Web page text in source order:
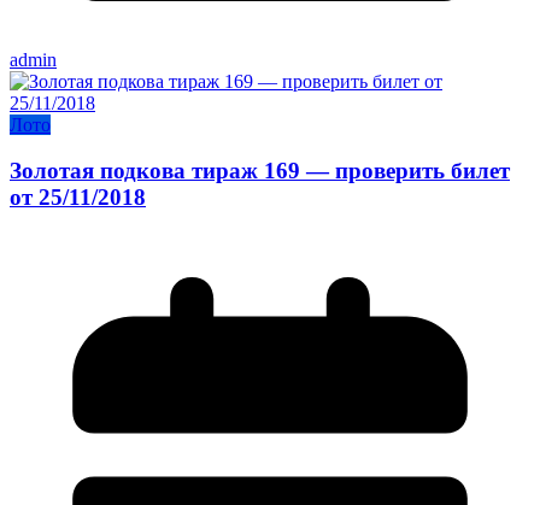
admin
Лото
Золотая подкова тираж 169 — проверить билет
от 25/11/2018